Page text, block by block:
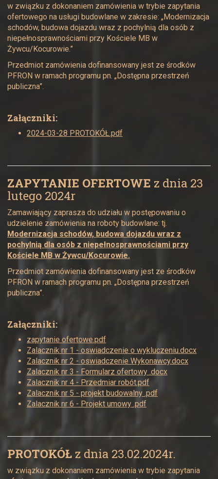
w związku z dokonaniem zamówienia w trybie zapytania
ofertowego na usługi budowlane w zakresie: „Modernizacja
schodów, budowa dojazdu wraz z pochylnią dla osób z
niepełnosprawnościami przy Kościele MB w
Żywcu/Kocurowie.”
Przedmiot zamówienia dofinansowany jest ze środków
PFRON w ramach programu pn. „Dostępna przestrzeń
publiczna”.
Załączniki:
2024-03-28 PROTOKÓŁ.pdf
ZAPYTANIE OFERTOWE z dnia 23
lutego 2024r
Zamawiający zaprasza do udziału w postępowaniu o
udzielenie zamówienia na roboty budowlane: tj.
Modernizacja schodów, budowa dojazdu wraz z
pochylnią dla osób z niepełnosprawnościami przy
Kościele MB w Żywcu/Kocurowie.
Przedmiot zamówienia dofinansowany jest ze środków
PFRON w ramach programu pn. „Dostępna przestrzeń
publiczna”.
Załączniki:
zapytanie ofertowe.pdf
Zalacznik nr 1 - oswiadczenie o wykluczeniu.docx
Zalacznik nr 2 - oswiadczenie Wykonawcy.docx
Zalacznik nr 3 - Formularz ofertowy .docx
Zalacznik nr 4 - Przedmiar robót.pdf
Zalacznik nr 5 - projekt budowalny .pdf
Zalacznik nr 6 - Projekt umowy .pdf
PROTOKÓŁ z dnia 23.02.2024r.
w związku z dokonaniem zamówienia w trybie zapytania